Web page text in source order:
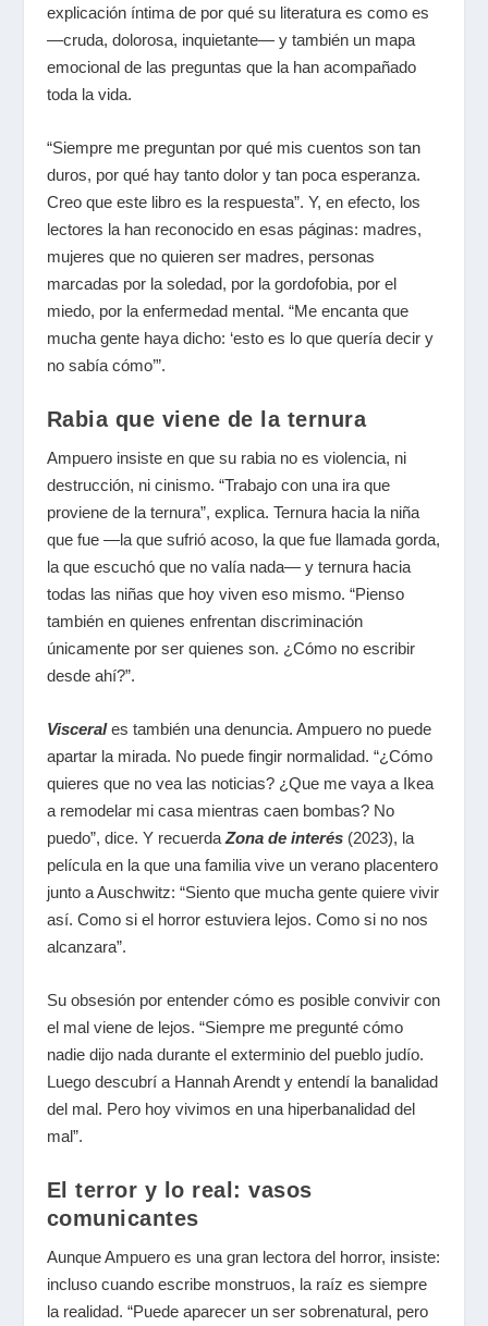
explicación íntima de por qué su literatura es como es
—cruda, dolorosa, inquietante— y también un mapa
emocional de las preguntas que la han acompañado
toda la vida.
“Siempre me preguntan por qué mis cuentos son tan
duros, por qué hay tanto dolor y tan poca esperanza.
Creo que este libro es la respuesta”. Y, en efecto, los
lectores la han reconocido en esas páginas: madres,
mujeres que no quieren ser madres, personas
marcadas por la soledad, por la gordofobia, por el
miedo, por la enfermedad mental. “Me encanta que
mucha gente haya dicho: ‘esto es lo que quería decir y
no sabía cómo’”.
Rabia que viene de la ternura
Ampuero insiste en que su rabia no es violencia, ni
destrucción, ni cinismo. “Trabajo con una ira que
proviene de la ternura”, explica. Ternura hacia la niña
que fue —la que sufrió acoso, la que fue llamada gorda,
la que escuchó que no valía nada— y ternura hacia
todas las niñas que hoy viven eso mismo. “Pienso
también en quienes enfrentan discriminación
únicamente por ser quienes son. ¿Cómo no escribir
desde ahí?”.
Viscerales también una denuncia. Ampuero no puede
apartar la mirada. No puede fingir normalidad. “¿Cómo
quieres que no vea las noticias? ¿Que me vaya a Ikea
a remodelar mi casa mientras caen bombas? No
puedo”, dice. Y recuerda Zona de interés(2023), la
película en la que una familia vive un verano placentero
junto a Auschwitz: “Siento que mucha gente quiere vivir
así. Como si el horror estuviera lejos. Como si no nos
alcanzara”.
Su obsesión por entender cómo es posible convivir con
el mal viene de lejos. “Siempre me pregunté cómo
nadie dijo nada durante el exterminio del pueblo judío.
Luego descubrí a Hannah Arendt y entendí la banalidad
del mal. Pero hoy vivimos en una hiperbanalidad del
mal”.
El terror y lo real: vasos
comunicantes
Aunque Ampuero es una gran lectora del horror, insiste:
incluso cuando escribe monstruos, la raíz es siempre
la realidad. “Puede aparecer un ser sobrenatural, pero